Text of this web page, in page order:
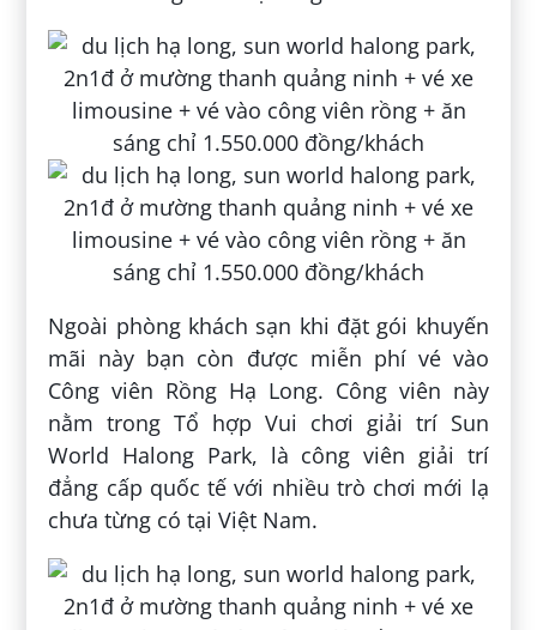
Ngoài phòng khách sạn khi đặt gói khuyến
mãi này bạn còn được miễn phí vé vào
Công viên Rồng Hạ Long. Công viên này
nằm trong Tổ hợp Vui chơi giải trí Sun
World Halong Park, là công viên giải trí
đẳng cấp quốc tế với nhiều trò chơi mới lạ
chưa từng có tại Việt Nam.